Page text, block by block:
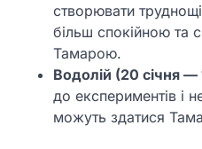
створювати
більш спокійною та
Тамарою.
Водолій (20 січня —
до експериментів і
можуть здатися